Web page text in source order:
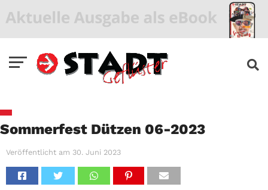
Sommerfest Dützen 06-2023
Veröffentlicht am 30. Juni 2023